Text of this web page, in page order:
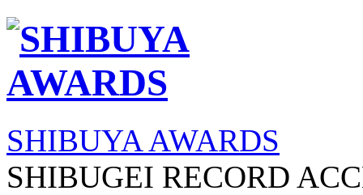
SHIBUYA AWARDS
SHIBUGEI RECORD